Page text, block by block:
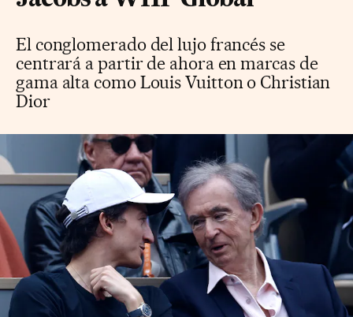
El conglomerado del lujo francés se
centrará a partir de ahora en marcas de
gama alta como Louis Vuitton o Christian
Dior